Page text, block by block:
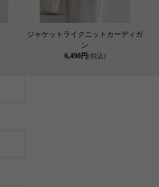
ジャケットライクニットカーディガ
ン
6,490円(税込)